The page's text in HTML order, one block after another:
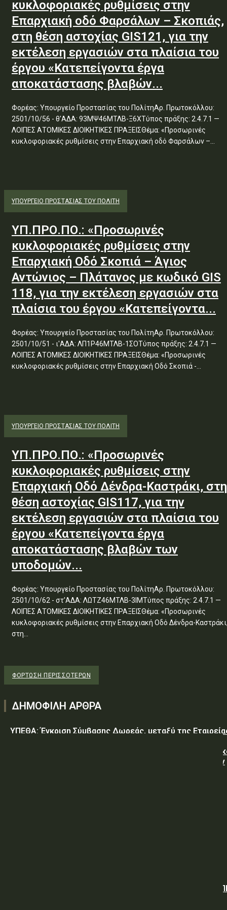
κυκλοφοριακές ρυθμίσεις στην
Επαρχιακή οδό Φαρσάλων – Σκοπιάς,
στη θέση αστοχίας GIS121, για την
εκτέλεση εργασιών στα πλαίσια του
έργου «Κατεπείγοντα έργα
αποκατάστασης βλαβών...
Φορέας: Υπουργείο Προστασίας του ΠολίτηΑρ. Πρωτοκόλλου:
2501/10/56 - θ'ΑΔΑ: 93ΜΨ46ΜΤΛΒ-Ξ6ΧΤύπος πράξης: 2.4.7.1 —
ΛΟΙΠΕΣ ΑΤΟΜΙΚΕΣ ΔΙΟΙΚΗΤΙΚΕΣ ΠΡΑΞΕΙΣΘέμα: «Προσωρινές
κυκλοφοριακές ρυθμίσεις στην Επαρχιακή οδό Φαρσάλων –...
ΥΠΟΥΡΓΕΊΟ ΠΡΟΣΤΑΣΊΑΣ ΤΟΥ ΠΟΛΊΤΗ
ΥΠ.ΠΡΟ.ΠΟ.: «Προσωρινές
κυκλοφοριακές ρυθμίσεις στην
Επαρχιακή Οδό Σκοπιά – Άγιος
Αντώνιος – Πλάτανος με κωδικό GIS
118, για την εκτέλεση εργασιών στα
πλαίσια του έργου «Κατεπείγοντα...
Φορέας: Υπουργείο Προστασίας του ΠολίτηΑρ. Πρωτοκόλλου:
2501/10/51 - ι'ΑΔΑ: ΛΠ1Ρ46ΜΤΛΒ-1ΣΟΤύπος πράξης: 2.4.7.1 —
ΛΟΙΠΕΣ ΑΤΟΜΙΚΕΣ ΔΙΟΙΚΗΤΙΚΕΣ ΠΡΑΞΕΙΣΘέμα: «Προσωρινές
κυκλοφοριακές ρυθμίσεις στην Επαρχιακή Οδό Σκοπιά -...
ΥΠΟΥΡΓΕΊΟ ΠΡΟΣΤΑΣΊΑΣ ΤΟΥ ΠΟΛΊΤΗ
ΥΠ.ΠΡΟ.ΠΟ.: «Προσωρινές
κυκλοφοριακές ρυθμίσεις στην
Επαρχιακή Οδό Δένδρα-Καστράκι, στη
θέση αστοχίας GIS117, για την
εκτέλεση εργασιών στα πλαίσια του
έργου «Κατεπείγοντα έργα
αποκατάστασης βλαβών των
υποδομών...
Φορέας: Υπουργείο Προστασίας του ΠολίτηΑρ. Πρωτοκόλλου:
2501/10/62 - στ'ΑΔΑ: ΛΩΤΖ46ΜΤΛΒ-3ΙΜΤύπος πράξης: 2.4.7.1 —
ΛΟΙΠΕΣ ΑΤΟΜΙΚΕΣ ΔΙΟΙΚΗΤΙΚΕΣ ΠΡΑΞΕΙΣΘέμα: «Προσωρινές
κυκλοφοριακές ρυθμίσεις στην Επαρχιακή Οδό Δένδρα-
στη...
ΦΌΡΤΩΣΗ ΠΕΡΙΣΣΟΤΈΡΩΝ
ΔΗΜΟΦΙΛΗ ΑΡΘΡΑ
ΥΠΕΘΑ: Έγκριση Σύμβασης Δωρεάς, μεταξύ της
Ελληνικού Δημοσίου – Υπουργείο-Εθνικής Άμυνας-
Επιτελείο Αεροπορίας-Σχολή Μονίμων Υπαξιωματικών
Όμιλος ΔΕΗ: Νέα συμφωνία για χαρτοφυλάκιο έργων